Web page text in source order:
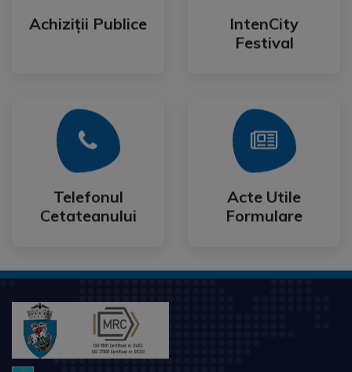
Achiziții Publice
Achiziții Publice
IntenCity
Festival
IntenCity
Festival
Telefonul
Cetateanului
Telefonul
Cetateanului
Mai Mult
Acte Utile
Formulare
Acte Utile
Formulare
Mai Mult